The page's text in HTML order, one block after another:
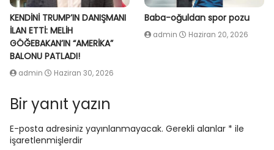
KENDİNİ TRUMP’IN DANIŞMANI
İLAN ETTİ: MELİH
GÖĞEBAKAN’IN “AMERİKA”
BALONU PATLADI!
admin Haziran 30, 2026
Baba-oğuldan spor pozu
admin Haziran 20, 2026
Bir yanıt yazın
E-posta adresiniz yayınlanmayacak. Gerekli alanlar * ile
işaretlenmişlerdir